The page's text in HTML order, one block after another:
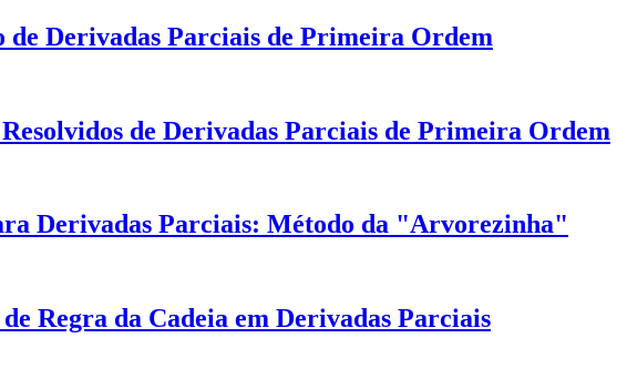
de Derivadas Parciais de Primeira Ordem
de Derivadas Parciais de Primeira Ordem
Derivadas Parciais: Método da "Arvorezinha"
Regra da Cadeia em Derivadas Parciais